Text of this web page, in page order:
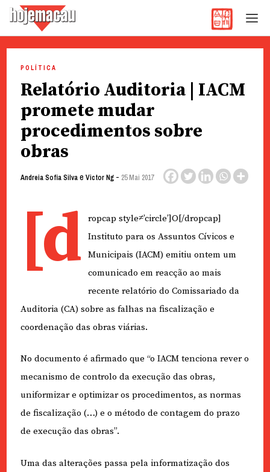
content
POLÍTICA
Relatório Auditoria | IACM
promete mudar
procedimentos sobre
obras
Andreia Sofia Silvae Victor Ng- 25 Mai 2017
[d
ropcap style≠’circle’]O[/dropcap]
Instituto para os Assuntos Cívicos e
Municipais (IACM) emitiu ontem um
comunicado em reacção ao mais
recente relatório do Comissariado da
Auditoria (CA) sobre as falhas na fiscalização e
coordenação das obras viárias.
No documento é afirmado que “o IACM tenciona rever o
mecanismo de controlo da execução das obras,
uniformizar e optimizar os procedimentos, as normas
de fiscalização (…) e o método de contagem do prazo
de execução das obras”.
Uma das alterações passa pela informatização dos